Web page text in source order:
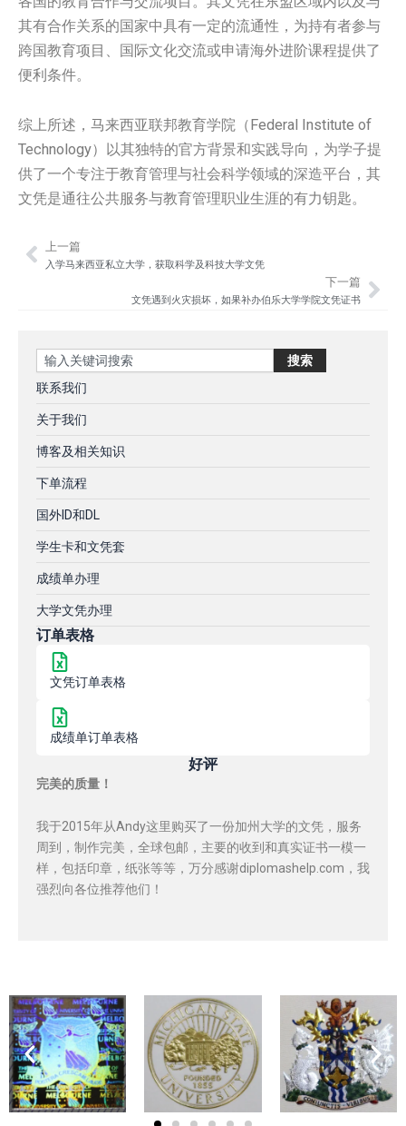
其有合作关系的国家中具有一定的流通性，为持有者参与
跨国教育项目、国际文化交流或申请海外进阶课程提供了
便利条件。
综上所述，马来西亚联邦教育学院（Federal Institute of
Technology）以其独特的官方背景和实践导向，为学子提
供了一个专注于教育管理与社会科学领域的深造平台，其
文凭是通往公共服务与教育管理职业生涯的有力钥匙。
Prev
上一篇
入学马来西亚私立大学，获取科学及科技大学文凭
下一篇
文凭遇到火灾损坏，如果补办伯乐大学学院文凭证书
Search 搜索
联系我们
关于我们
博客及相关知识
下单流程
国外ID和DL
学生卡和文凭套
成绩单办理
大学文凭办理
订单表格
文凭订单表格
成绩单订单表格
好评
完美的质量！
我于2015年从Andy这里购买了一份加州大学的文凭，服务
周到，制作完美，全球包邮，主要的收到和真实证书一模一
样，包括印章，纸张等等，万分感谢diplomashelp.com，我
强烈向各位推荐他们！